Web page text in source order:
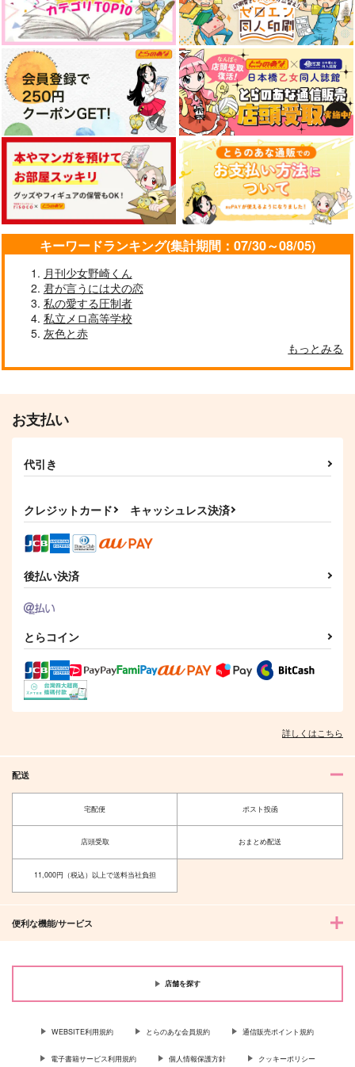
キーワードランキング(集計期間：07/30～08/05)
月刊少女野崎くん
君が言うには犬の恋
私の愛する圧制者
私立メロ高等学校
灰色と赤
もっとみる
お支払い
代引き
クレジットカード キャッシュレス決済
後払い決済
とらコイン
詳しくはこちら
配送
宅配便 ポスト投函
店頭受取 おまとめ配送
11,000円（税込）以上で送料当社負担
便利な機能/サービス
店舗を探す
WEBSITE利用規約 とらのあな会員規約 通信販売ポイント規約
電子書籍サービス利用規約 個人情報保護方針 クッキーポリシー